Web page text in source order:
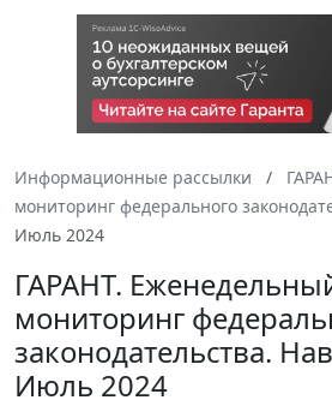
Информационные рассылки
мониторинг федерального
Июль 2024
ГАРАНТ.
мониторинг
законодательства.
Июль 2024